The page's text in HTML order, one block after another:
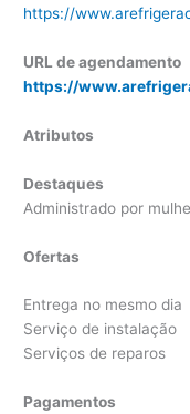
https://
URL de agendamento
https://
Atributos
Destaques
Administrado por
Ofertas
Entrega no mesmo dia
Serviço de instalação
Serviços de reparos
Pagamentos